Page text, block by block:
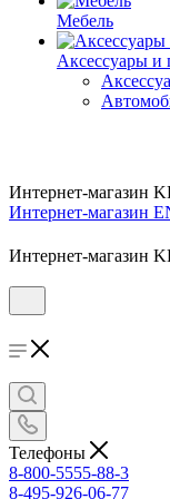
Мебель
Аксессуары и
Интернет-магазин
Интернет-магазин
Интернет-магазин
Телефоны
8-800-5555-88-3
8-495-926-06-77